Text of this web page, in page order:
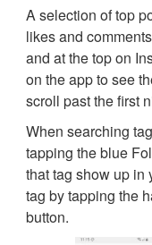
A selection of top
likes and
and at the top on
on the app to see
scroll past the first
When searching
tapping the blue
that tag show up in
tag by tapping the
button.